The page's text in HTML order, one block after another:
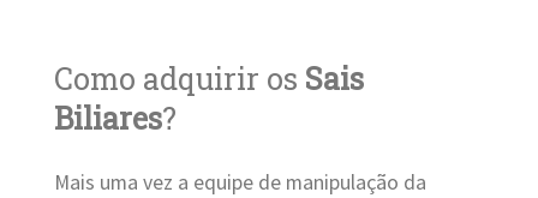
Como adquirir os Sais
Biliares?
Mais uma vez a equipe de manipulação da